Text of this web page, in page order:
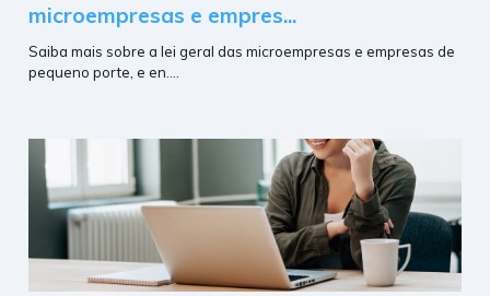
microempresas e empres...
Saiba mais sobre a lei geral das microempresas e empresas de
pequeno porte, e en....